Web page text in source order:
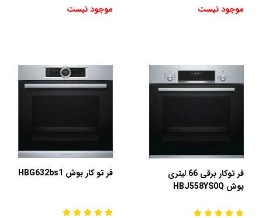
موجود نیست موجود نیست
فر توکار برقی 66 لیتری
بوش HBJ558YS0Q
فر تو کار بوش HBG632bs1